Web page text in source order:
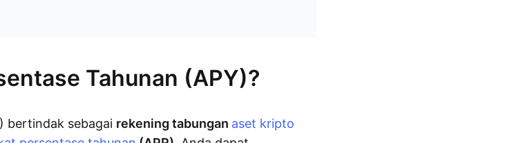
Tahunan (APY)?
bertindak sebagai rekening tabungan aset kripto